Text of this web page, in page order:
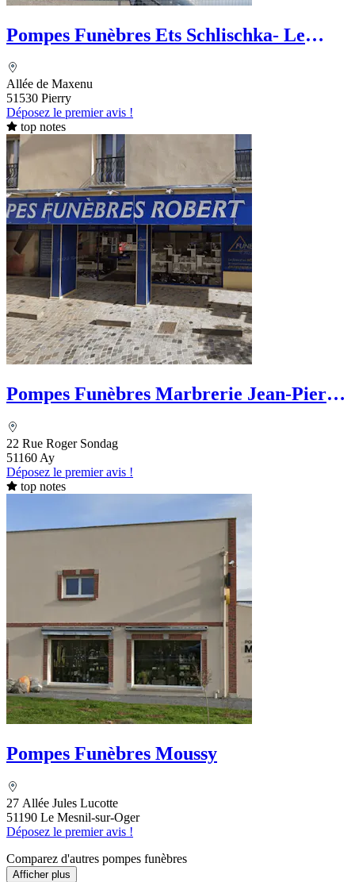
Pompes Funèbres Ets Schlischka- Le
Allée de Maxenu
51530 Pierry
Déposez le premier avis !
top notes
Pompes Funèbres Marbrerie Jean-Pierre
22 Rue Roger Sondag
51160 Ay
Déposez le premier avis !
top notes
Pompes Funèbres Moussy
27 Allée Jules Lucotte
51190 Le Mesnil-sur-Oger
Déposez le premier avis !
Comparez d'autres pompes funèbres
Afficher plus